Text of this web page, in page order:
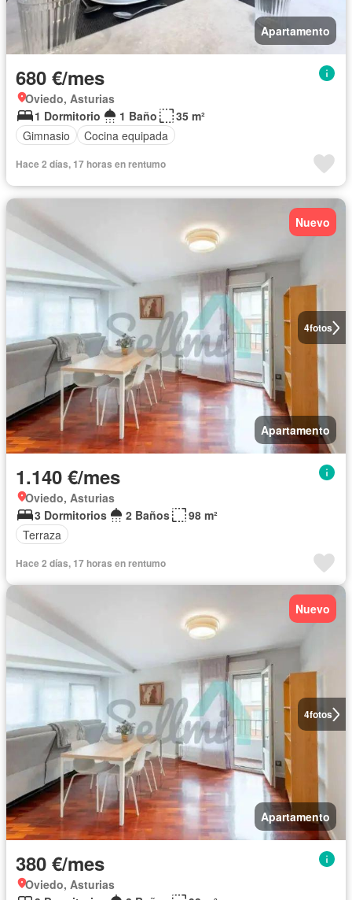
Apartamento
680 €/mes
Oviedo, Asturias
1 Dormitorio
1 Baño
35 m²
Gimnasio
Cocina equipada
Hace 2 días, 17 horas en rentumo
4fotos
Nuevo
Apartamento
1.140 €/mes
Oviedo, Asturias
3 Dormitorios
2 Baños
98 m²
Terraza
Hace 2 días, 17 horas en rentumo
4fotos
Nuevo
Apartamento
380 €/mes
Oviedo, Asturias